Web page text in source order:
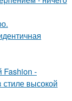
Fashion -
стиле высокой